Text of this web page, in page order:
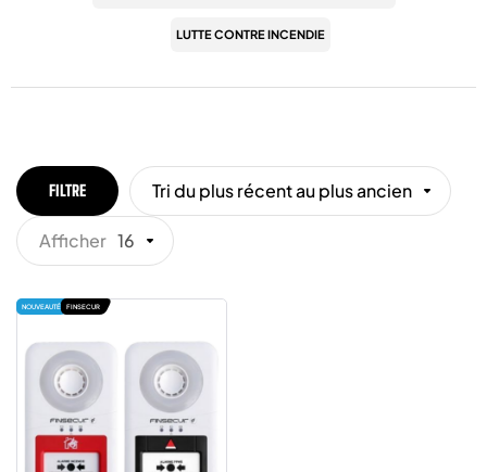
LUTTE CONTRE INCENDIE
FILTRE Tri du plus récent au plus ancien
Afficher 16
NOUVEAUTÉ FINSECUR